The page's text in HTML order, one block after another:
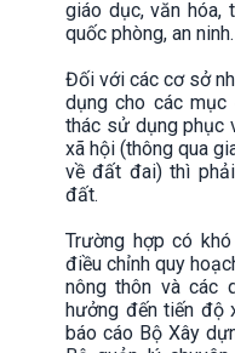
giáo dục, văn hóa,
quốc phòng, an ninh.
Đối với các cơ sở
dụng cho các
thác sử dụng phục
xã hội (thông qua
về đất đai) thì
đất.
Trường hợp có
điều chỉnh quy
nông thôn và các
hưởng đến tiến độ
báo cáo Bộ Xây